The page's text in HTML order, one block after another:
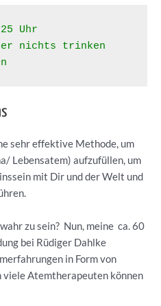
Uhr
nichts trinken
sehr effektive Methode, um
Lebensatem) aufzufüllen, um
mit Dir und der Welt und
zu sein? Nun, meine ca. 60
bei Rüdiger Dahlke
in Form von
viele Atemtherapeuten können